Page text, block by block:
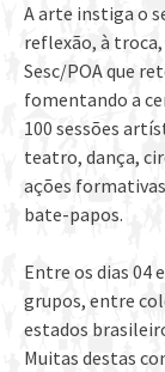
A arte instiga o
reflexão, à
Sesc/POA que
fomentando a
100 sessões
teatro, dança,
ações
bate-papos.
Entre os dias 04
grupos, entre
estados
Muitas destas